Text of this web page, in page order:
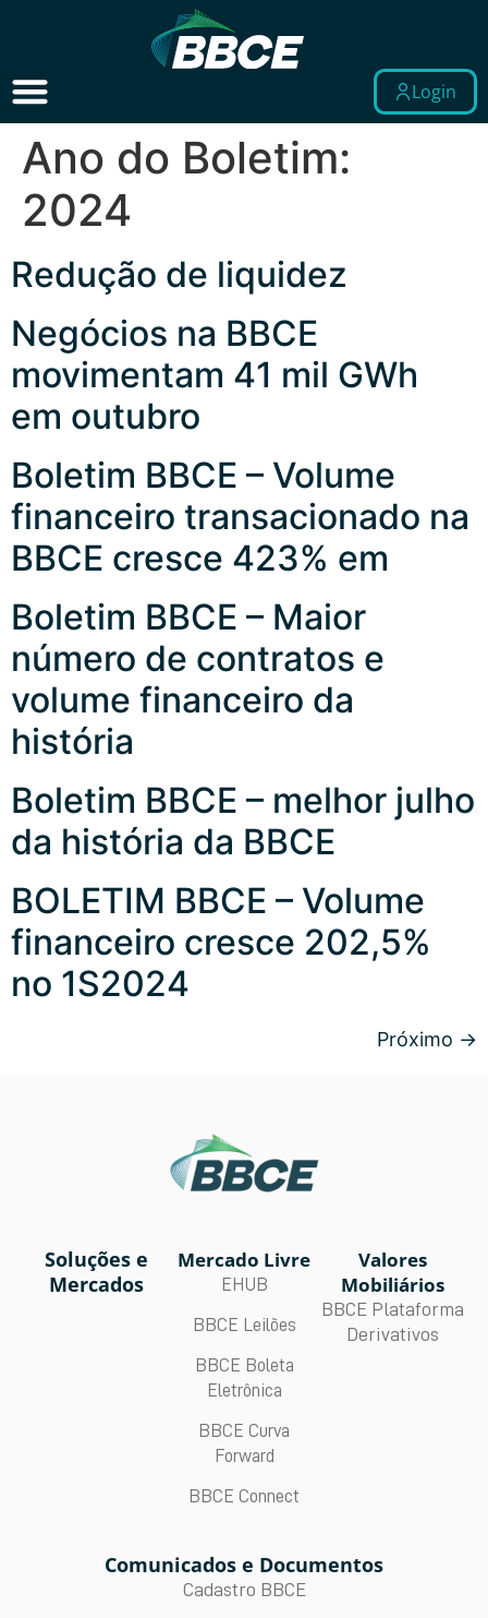
Login
Ano do Boletim:
2024
Redução de liquidez
Negócios na BBCE
movimentam 41 mil GWh
em outubro
Boletim BBCE – Volume
financeiro transacionado na
BBCE cresce 423% em
Boletim BBCE – Maior
número de contratos e
volume financeiro da
história
Boletim BBCE – melhor julho
da história da BBCE
BOLETIM BBCE – Volume
financeiro cresce 202,5%
no 1S2024
Próximo →
Soluções e
Mercados
Mercado Livre
EHUB
BBCE Leilões
BBCE Boleta
Eletrônica
BBCE Curva
Forward
BBCE Connect
Valores
Mobiliários
BBCE Plataforma
Derivativos
Comunicados e Documentos
Cadastro BBCE